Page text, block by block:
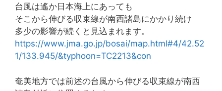
台風は遙か日本海上にあっても
そこから伸びる収束線が南西諸島にかかり続け
多少の影響が続くと見込まれます。
https://www.jma.go.jp/bosai/map.html#4/42.52
1/133.945/&typhoon=TC2213&con
奄美地方では前述の台風から伸びる収束線が南西